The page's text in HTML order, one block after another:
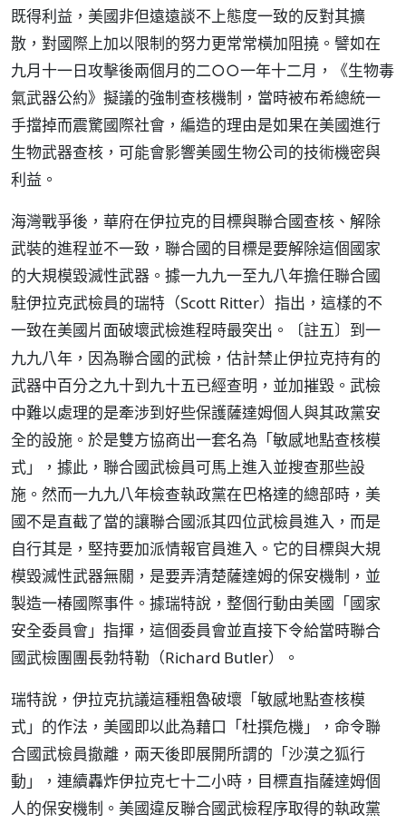
既得利益，美國非但遠遠談不上態度一致的反對其擴
散，對國際上加以限制的努力更常常橫加阻撓。譬如在
九月十一日攻擊後兩個月的二○○一年十二月，《生物毒
氣武器公約》擬議的強制查核機制，當時被布希總統一
手擋掉而震驚國際社會，編造的理由是如果在美國進行
生物武器查核，可能會影響美國生物公司的技術機密與
利益。
海灣戰爭後，華府在伊拉克的目標與聯合國查核、解除
武裝的進程並不一致，聯合國的目標是要解除這個國家
的大規模毀滅性武器。據一九九一至九八年擔任聯合國
駐伊拉克武檢員的瑞特（Scott Ritter）指出，這樣的不
一致在美國片面破壞武檢進程時最突出。
〔註五〕 到一
九九八年，因為聯合國的武檢，估計禁止伊拉克持有的
武器中百分之九十到九十五已經查明，並加摧毀。武檢
中難以處理的是牽涉到好些保護薩達姆個人與其政黨安
全的設施。於是雙方協商出一套名為「敏感地點查核模
式」，據此，聯合國武檢員可馬上進入並搜查那些設
施。然而一九九八年檢查執政黨在巴格達的總部時，美
國不是直截了當的讓聯合國派其四位武檢員進入，而是
自行其是，堅持要加派情報官員進入。它的目標與大規
模毀滅性武器無關，是要弄清楚薩達姆的保安機制，並
製造一椿國際事件。據瑞特說，整個行動由美國「國家
安全委員會」指揮，這個委員會並直接下令給當時聯合
國武檢團團長勃特勒（Richard Butler）。
瑞特說，伊拉克抗議這種粗魯破壞「敏感地點查核模
式」的作法，美國即以此為藉口「杜撰危機」，命令聯
合國武檢員撤離，兩天後即展開所謂的「沙漠之狐行
動」，連續轟炸伊拉克七十二小時，目標直指薩達姆個
人的保安機制。美國違反聯合國武檢程序取得的執政黨